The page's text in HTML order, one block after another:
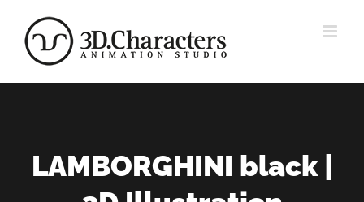
Inhalt
springen
LAMBORGHINI black |